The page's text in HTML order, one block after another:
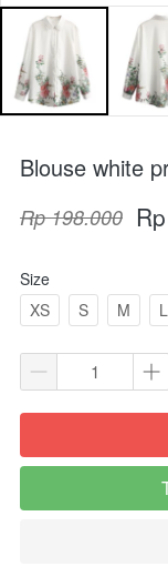
Blouse white
Rp 198.000
Size
XS
S M L
`